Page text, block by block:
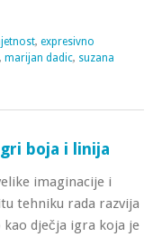
, expresivno
, marijan dadic, suzana
boja i linija
imaginacije i
tehniku rada razvija
kao dječja igra koja je